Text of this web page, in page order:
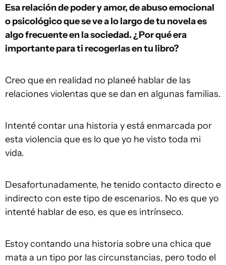
Esa relación de poder y amor, de abuso emocional
o psicológico que se ve a lo largo de tu novela es
algo frecuente en la sociedad. ¿Por qué era
importante para ti recogerlas en tu libro?
Creo que en realidad no planeé hablar de las
relaciones violentas que se dan en algunas familias.
Intenté contar una historia y está enmarcada por
esta violencia que es lo que yo he visto toda mi
vida.
Desafortunadamente, he tenido contacto directo e
indirecto con este tipo de escenarios. No es que yo
intenté hablar de eso, es que es intrínseco.
Estoy contando una historia sobre una chica que
mata a un tipo por las circunstancias, pero todo el